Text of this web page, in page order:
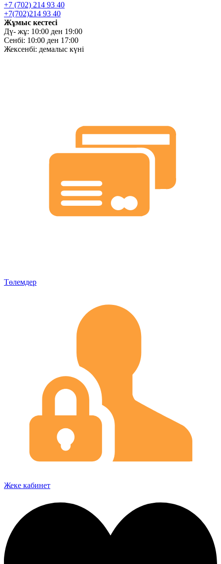
+7 (702) 214 93 40
+7(702)214 93 40
Жұмыс кестесі
Дү- жұ: 10:00 ден 19:00
Сенбі: 10:00 ден 17:00
Жексенбі: демалыс күні
Төлемдер
Жеке кабинет